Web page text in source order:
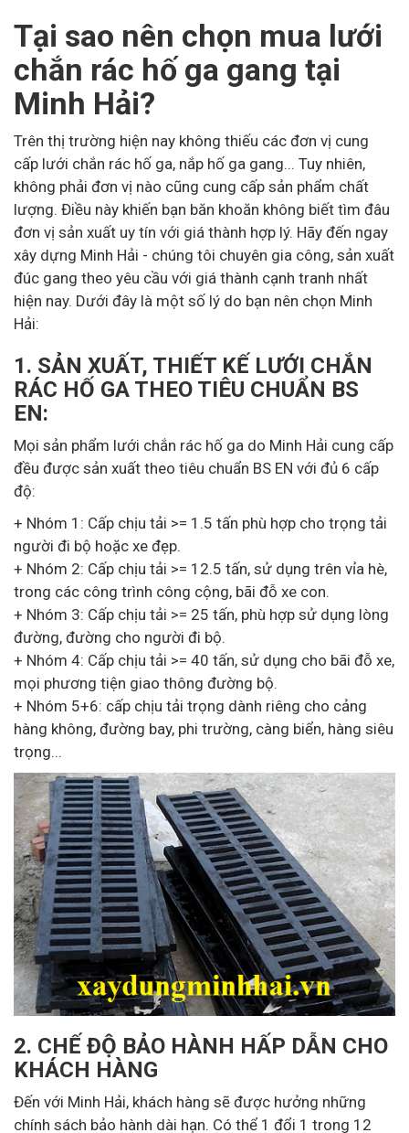
Tại sao nên chọn mua lưới
chắn rác hố ga gang tại
Minh Hải?
Trên thị trường hiện nay không thiếu các đơn vị cung
cấp lưới chắn rác hố ga, nắp hố ga gang... Tuy nhiên,
không phải đơn vị nào cũng cung cấp sản phẩm chất
lượng. Điều này khiến bạn băn khoăn không biết tìm đâu
đơn vị sản xuất uy tín với giá thành hợp lý. Hãy đến ngay
xây dựng Minh Hải - chúng tôi chuyên gia công, sản xuất
đúc gang theo yêu cầu với giá thành cạnh tranh nhất
hiện nay. Dưới đây là một số lý do bạn nên chọn Minh
Hải:
1. SẢN XUẤT, THIẾT KẾ LƯỚI CHẮN
RÁC HỐ GA THEO TIÊU CHUẨN BS
EN:
Mọi sản phẩm lưới chắn rác hố ga do Minh Hải cung cấp
đều được sản xuất theo tiêu chuẩn BS EN với đủ 6 cấp
độ:
+ Nhóm 1: Cấp chịu tải >= 1.5 tấn phù hợp cho trọng tải
người đi bộ hoặc xe đẹp.
+ Nhóm 2: Cấp chịu tải >= 12.5 tấn, sử dụng trên vỉa hè,
trong các công trình công cộng, bãi đỗ xe con.
+ Nhóm 3: Cấp chịu tải >= 25 tấn, phù hợp sử dụng lòng
đường, đường cho người đi bộ.
+ Nhóm 4: Cấp chịu tải >= 40 tấn, sử dụng cho bãi đỗ xe,
mọi phương tiện giao thông đường bộ.
+ Nhóm 5+6: cấp chịu tải trọng dành riêng cho cảng
hàng không, đường bay, phi trường, càng biển, hàng siêu
trọng...
2. CHẾ ĐỘ BẢO HÀNH HẤP DẪN CHO
KHÁCH HÀNG
Đến với Minh Hải, khách hàng sẽ được hưởng những
chính sách bảo hành dài hạn. Có thể 1 đổi 1 trong 12